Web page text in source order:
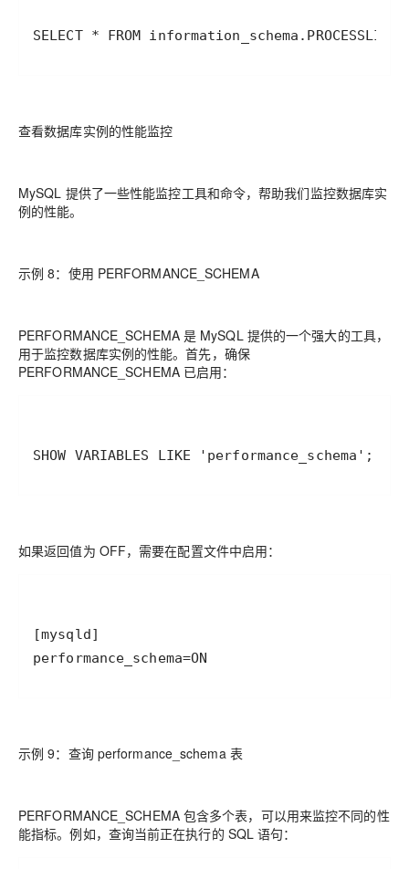
SELECT * FROM
查看数据库实例的性能监控
MySQL 提供了一些性能监控工具和命令，帮助我们监控数据库实
例的性能。
示例 8：使用 PERFORMANCE_SCHEMA
PERFORMANCE_SCHEMA 是 MySQL 提供的一个强大的工具，
用于监控数据库实例的性能。首先，确保
PERFORMANCE_SCHEMA 已启用：
SHOW VARIABLES LIKE 'performance_schema';
如果返回值为 OFF，需要在配置文件中启用：
performance_schema=ON
示例 9：查询 performance_schema 表
PERFORMANCE_SCHEMA 包含多个表，可以用来监控不同的性
能指标。例如，查询当前正在执行的 SQL 语句：